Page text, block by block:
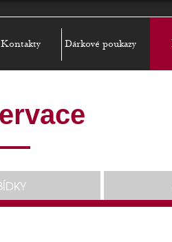
Kontakty Dárkové poukazy